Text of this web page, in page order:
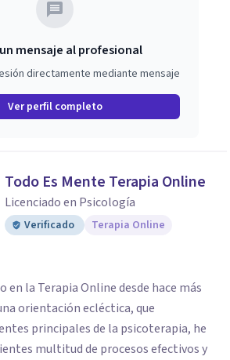
mensaje al profesional
directamente mediante mensaje
Ver perfil completo
Todo Es Mente Terapia Online
Licenciado en Psicología
Verificado Terapia Online
en la Terapia Online desde hace más
orientación ecléctica, que
principales de la psicoterapia, he
multitud de procesos efectivos y